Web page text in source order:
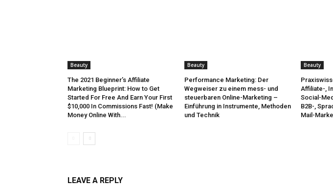
Beauty
The 2021 Beginner’s Affiliate
Marketing Blueprint: How to Get
Started For Free And Earn Your First
$10,000 In Commissions Fast! (Make
Money Online With...
Beauty
Performance Marketing: Der
Wegweiser zu einem mess- und
steuerbaren Online-Marketing –
Einführung in Instrumente, Methoden
und Technik
Beauty
Affiliate-,
Social-
B2B-,
Mail-
LEAVE A REPLY